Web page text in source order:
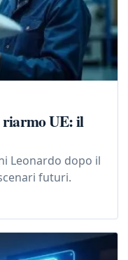
riarmo UE: il
Leonardo dopo il
futuri.